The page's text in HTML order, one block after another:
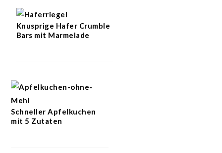
Knusprige Hafer Crumble
Bars mit Marmelade
Schneller Apfelkuchen
mit 5 Zutaten